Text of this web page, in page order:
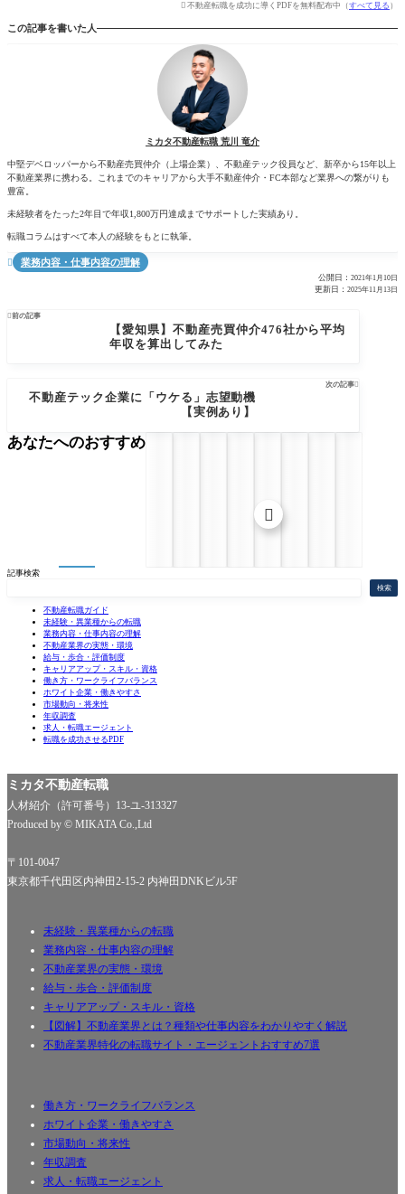
不動産転職を成功に導くPDFを無料配布中（すべて見る ）
この記事を書いた人
ミカタ不動産転職 荒川 竜介
中堅デベロッパーから不動産売買仲介（上場企業）、不動産テック役員など、新卒から15年以上
不動産業界に携わる。これまでのキャリアから大手不動産仲介・FC本部など業界への繋がりも
豊富。
未経験者をたった2年目で年収1,800万円達成までサポートした実績あり。
転職コラムはすべて本人の経験をもとに執筆。
 業務内容・仕事内容の理解
公開日： 2021年1月10日
更新日： 2025年11月13日
前の記事
【愛知県】不動産売買仲介476社から平均
年収を算出してみた
次の記事
不動産テック企業に「ウケる」志望動機
【実例あり】
記事検索
検索
不動産転職ガイド
未経験・異業種からの転職
業務内容・仕事内容の理解
不動産業界の実態・環境
給与・歩合・評価制度
キャリアアップ・スキル・資格
働き方・ワークライフバランス
ホワイト企業・働きやすさ
市場動向・将来性
年収調査
求人・転職エージェント
転職を成功させるPDF
あなたへのおすすめ

ミカタ不動産転職
人材紹介（許可番号）13-ユ-313327
Produced by © MIKATA Co.,Ltd
〒101-0047
東京都千代田区内神田2-15-2 内神田DNKビル5F
未経験・異業種からの転職
業務内容・仕事内容の理解
不動産業界の実態・環境
給与・歩合・評価制度
キャリアアップ・スキル・資格
【図解】不動産業界とは？種類や仕事内容をわかりやすく解説
不動産業界特化の転職サイト・エージェントおすすめ7選
働き方・ワークライフバランス
ホワイト企業・働きやすさ
市場動向・将来性
年収調査
求人・転職エージェント